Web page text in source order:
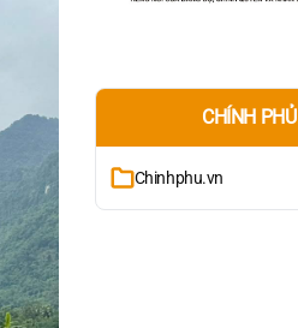
CHÍNH PHỦ
Chinhphu.vn